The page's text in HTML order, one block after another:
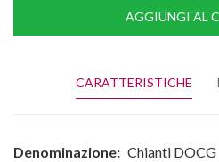
AGGIUNGI AL
CARATTERISTICHE
Denominazione: Chianti DOCG